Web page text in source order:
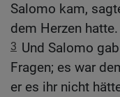
Salomo kam,
dem Herzen hatte.
3 Und Salomo
Fragen; es war
er es ihr nicht